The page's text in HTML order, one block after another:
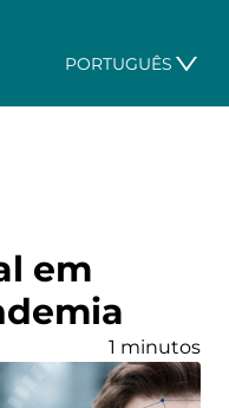
PORTUGUÊS
em
1 minutos